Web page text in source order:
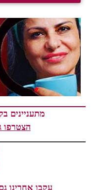
מתעניינים
הצטרפו
עקבו אחרינו